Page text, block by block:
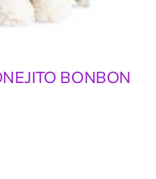
BONBON